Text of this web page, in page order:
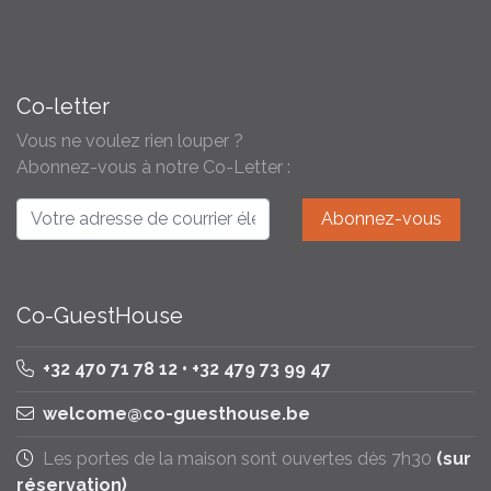
Co-letter
Vous ne voulez rien louper ?
Abonnez-vous à notre Co-Letter :
Co-GuestHouse
+32 470 71 78 12 • +32 479 73 99 47
welcome@co-guesthouse.be
Les portes de la maison sont ouvertes dès 7h30 (sur
réservation)